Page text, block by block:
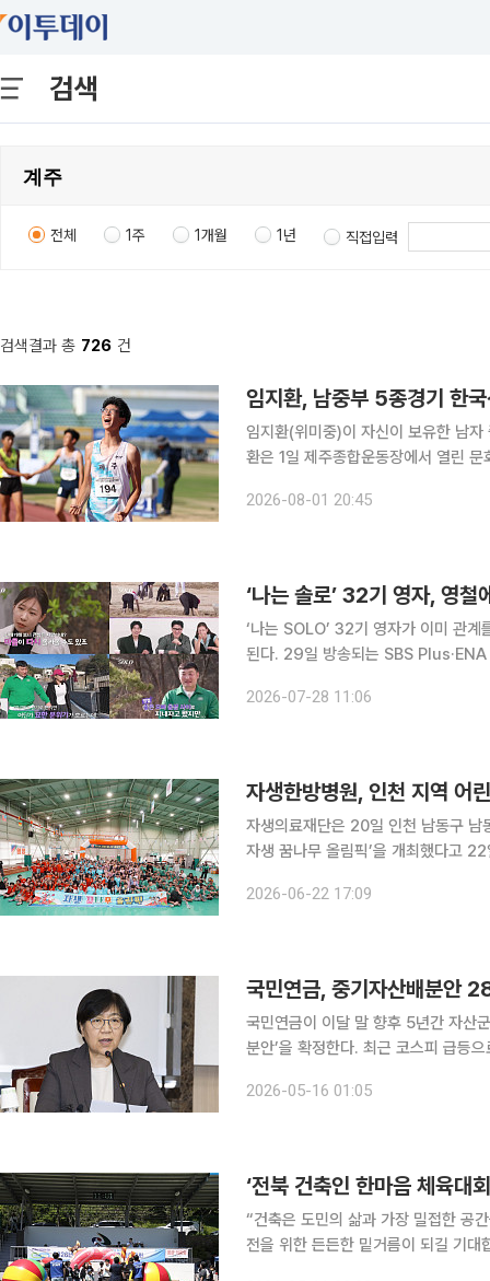
검색
전체 1주 1개월 1년 직접입력
검색결과 총 726 건
임지환, 남중부 5종경기 한
임지환(위미중)이 자신이 보유한 남자
환은 1일 제주종합운동장에서 열린
24회 전국 중·고등학교 육상경기 선
2026-08-01 20:45
‘나는 솔로’ 32기 영자, 영
‘나는 SOLO’ 32기 영자가 이미 관계
된다. 29일 방송되는 SBS Plus·ENA ‘나는 SOLO’에서 ‘슈퍼 데이트권’ 7장을 놓고 펼치는 팀전
다. 냇가를 가로질러 달리는 코스에서
2026-07-28 11:06
자생한방병원, 인천 지역 어
자생의료재단은 20일 인천 남동구 남
자생 꿈나무 올림픽’을 개최했다고 22일 밝혔다. 자생 꿈나무 올림픽은
전국 각 지역을 순회하며 열렸으며,
2026-06-22 17:09
국민연금, 중기자산배분안
국민연금이 이달 말 향후 5년간 자산
분안’을 확정한다. 최근 코스피 급등
청사에서 회의를 열고 중기자산배분
2026-05-16 01:05
‘전북 건축인 한마음 체육대
“건축은 도민의 삶과 가장 밀접한 공
전을 위한 든든한 밑거름이 되길 기대